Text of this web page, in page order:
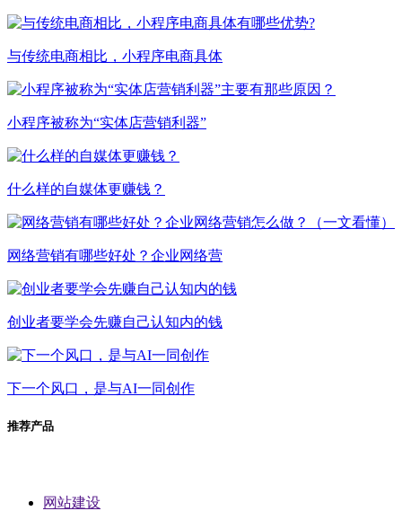
与传统电商相比，小程序电商具体
小程序被称为“实体店营销利器”
什么样的自媒体更赚钱？
网络营销有哪些好处？企业网络营
创业者要学会先赚自己认知内的钱
下一个风口，是与AI一同创作
推荐产品
网站建设